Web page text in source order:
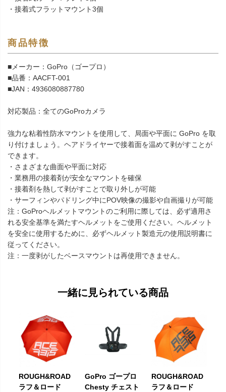
・接着式フラットマウント3個
商品特徴
■メーカー：GoPro（ゴープロ）
■品番：AACFT-001
■JAN：4936080887780
対応製品：全てのGoProカメラ
強力な粘着性防水マウントを使用して、局面や平面に GoPro を取
り付けましょう。ヘアドライヤーで接着面を温めて剥がすことが
できます。
・さまざまな曲面や平面に対応
・業務用の接着剤が安全なマウントを確保
・接着剤を熱して剥がすことで取り外しが可能
・サーフィンやパドリング中にPOV映像の撮影や自画撮りが可能
注：GoProヘルメットマウントのご利用に際しては、必ず適用さ
れる安全基準を満たすヘルメットをご使用ください。ヘルメット
を安全に使用するために、必ずヘルメット製造元の使用説明書に
従ってください。
注：一度剥がしたベースマウントは再使用できません。
一緒に見られている商品
ROUGH&ROAD
ラフ＆ロード
GoPro ゴープロ
Chesty チェスト
ROUGH&ROAD
ラフ＆ロード